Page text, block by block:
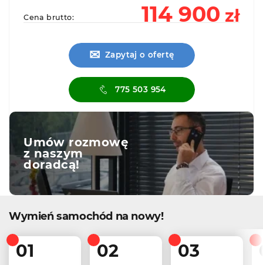
Cena brutto: 114 900 zł
✉ Zapytaj o ofertę
775 503 954
Umów rozmowę
z naszym
doradcą!
Wymień samochód na nowy!
01 02 03